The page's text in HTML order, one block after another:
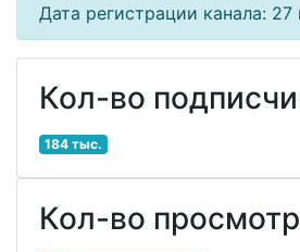
Дата регистрации канала: 27
Кол-во
184 тыс.
Кол-во